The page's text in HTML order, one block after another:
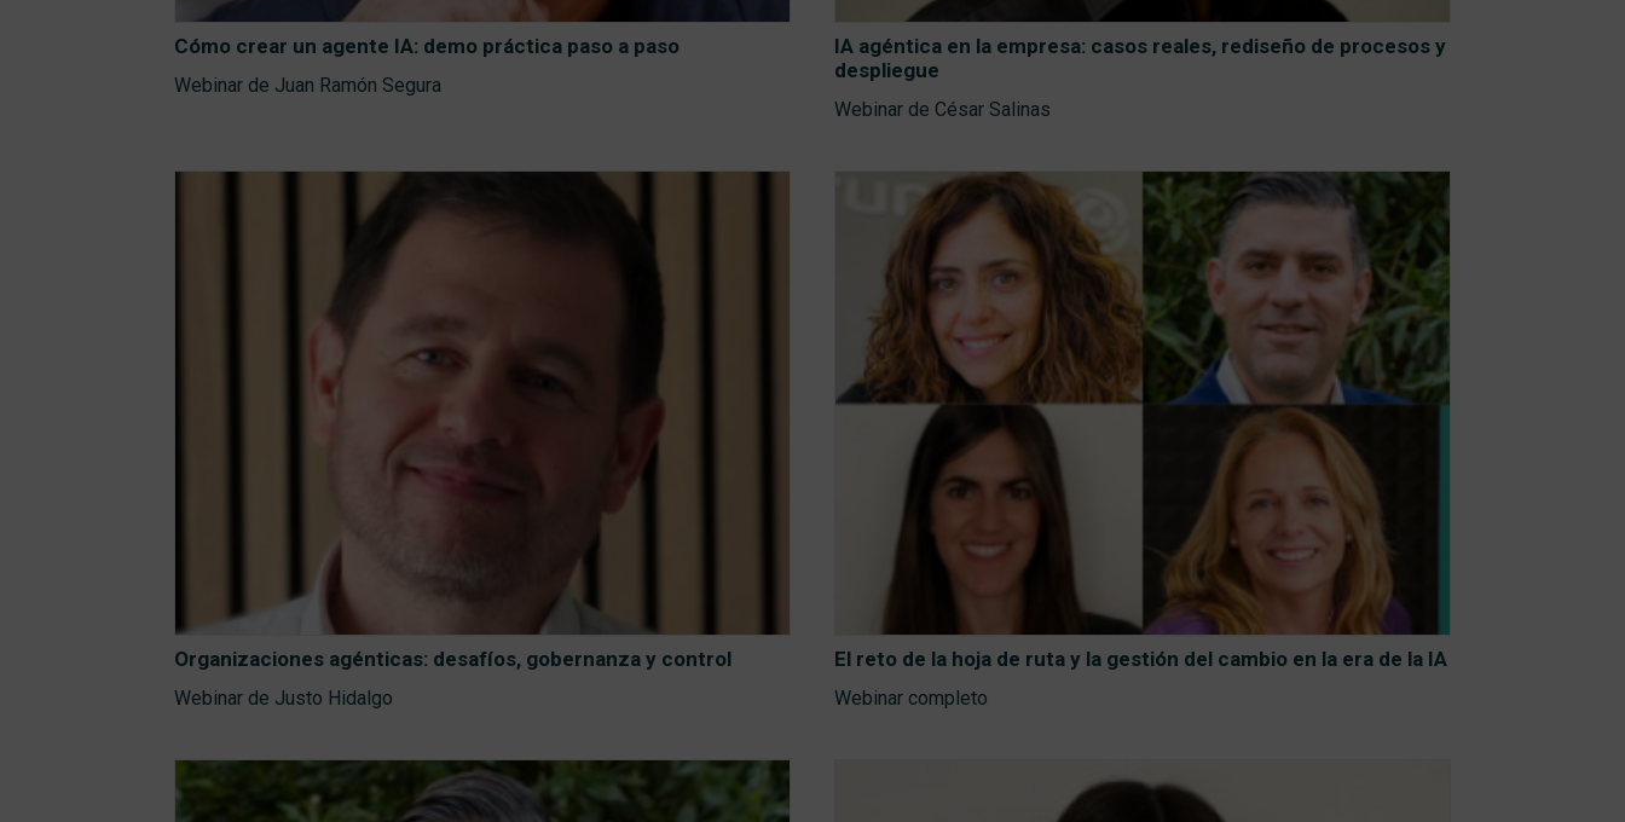
Cómo crear un agente IA: demo práctica paso a paso
Webinar de Juan Ramón Segura
IA agéntica en la empresa: casos reales, rediseño de procesos y
despliegue
Webinar de César Salinas
Organizaciones agénticas: desafíos, gobernanza y control
Webinar de Justo Hidalgo
El reto de la hoja de ruta y la gestión del cambio en la era de la IA
Webinar completo